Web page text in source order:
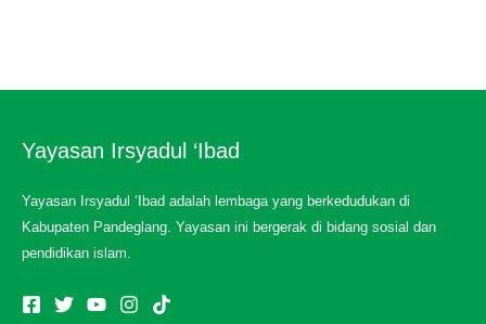
Yayasan Irsyadul ‘Ibad
Yayasan Irsyadul ‘Ibad adalah lembaga yang berkedudukan di
Kabupaten Pandeglang. Yayasan ini bergerak di bidang sosial dan
pendidikan islam.